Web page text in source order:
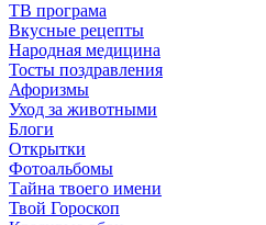
ТВ програма
Вкусные рецепты
Народная медицина
Тосты поздравления
Афоризмы
Уход за животными
Блоги
Открытки
Фотоальбомы
Тайна твоего имени
Твой Гороскоп